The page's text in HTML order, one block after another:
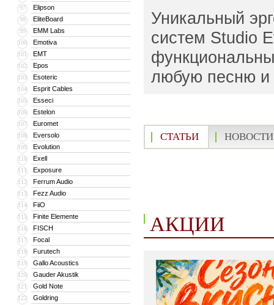
97 Elipson
98 EliteBoard
99 EMM Labs
100 Emotiva
101 EMT
102 Epos
103 Esoteric
104 Esprit Cables
105 Esseci
106 Estelon
107 Euromet
108 Eversolo
109 Evolution
110 Exell
111 Exposure
112 Ferrum Audio
113 Fezz Audio
114 FiiO
115 Finite Elemente
116 FISCH
117 Focal
118 Furutech
119 Gallo Acoustics
120 Gauder Akustik
121 Gold Note
122 Goldring
Уникальный
систем Studio
любую песню и
СТАТЬИ НОВОСТИ
АКЦИИ